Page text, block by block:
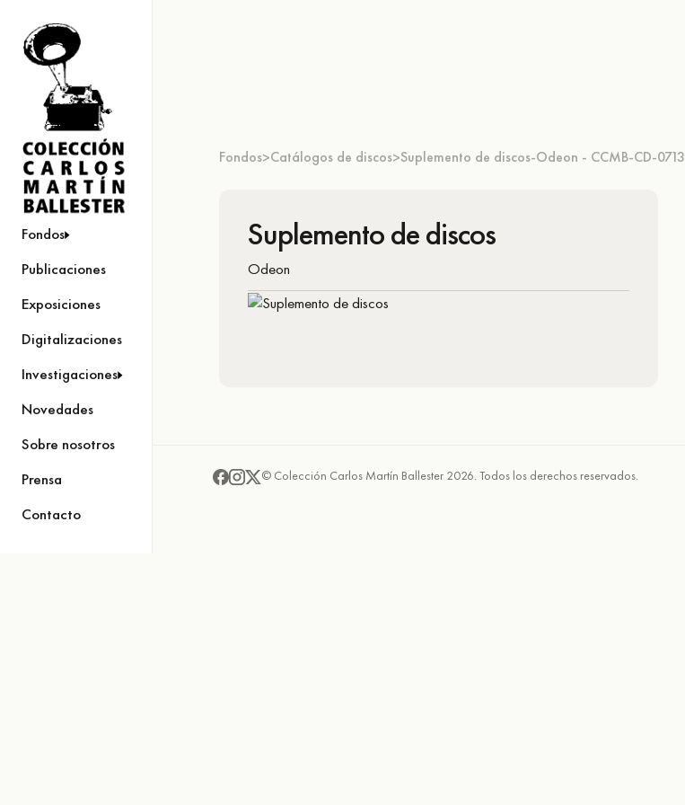
Fondos
Publicaciones
Exposiciones
Digitalizaciones
Investigaciones
Novedades
Sobre nosotros
Prensa
Contacto
Fondos>Catálogos de discos>Suplemento de discos-Odeon - CCMB-CD-0713
Suplemento de discos
Odeon
© Colección Carlos Martín Ballester 2026. Todos los derechos reservados.